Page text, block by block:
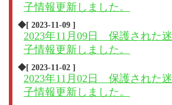
子情報更新しました。
◆[ 2023-11-09 ]
2023年11月09日 保護された迷
子情報更新しました。
◆[ 2023-11-02 ]
2023年11月02日 保護された迷
子情報更新しました。